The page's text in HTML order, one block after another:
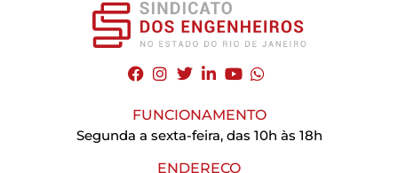
FUNCIONAMENTO
Segunda a sexta-feira, das 10h às 18h
ENDEREÇO